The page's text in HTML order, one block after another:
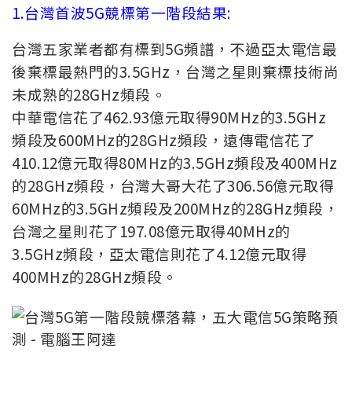
1.台灣首波5G競標第一階段結果:
台灣五家業者都有標到5G頻譜，不過亞太電信最
後棄標最熱門的3.5GHz，台灣之星則棄標技術尚
未成熟的28GHz頻段。
中華電信花了462.93億元取得90MHz的3.5GHz
頻段及600MHz的28GHz頻段，遠傳電信花了
410.12億元取得80MHz的3.5GHz頻段及400MHz
的28GHz頻段，台灣大哥大花了306.56億元取得
60MHz的3.5GHz頻段及200MHz的28GHz頻段，
台灣之星則花了197.08億元取得40MHz的
3.5GHz頻段，亞太電信則花了4.12億元取得
400MHz的28GHz頻段。